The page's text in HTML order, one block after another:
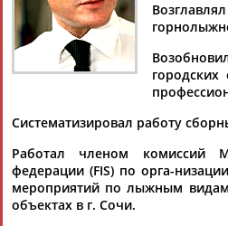
ЦЕЛИ ПРОЕКТА КОНТАКТЫ
Вопросы сотрудничества и совместной
Адресов в новостной рассылке: 996
Подпишись
Систематизировал работу
Работал членом комиссий
федерации (FIS) по орга-
мероприятий по лыжным
объектах в г. Сочи.